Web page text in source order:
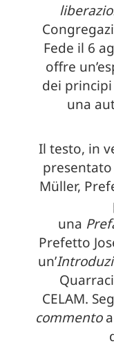
Fede il 6
offre
dei
una
Il testo, in
presentato
Müller,
una
Prefetto
un’
CELAM.
commento